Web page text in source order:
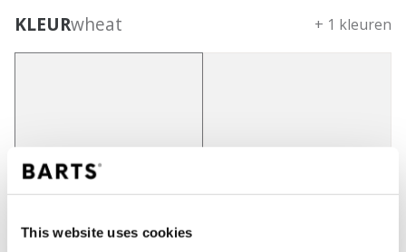
This website uses cookies
KLEURwheat + 1 kleuren